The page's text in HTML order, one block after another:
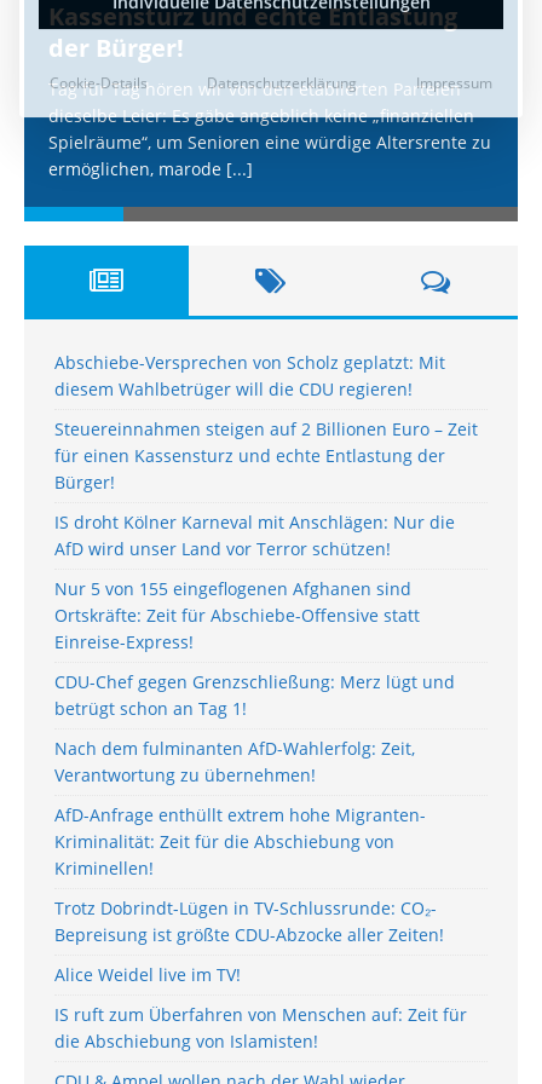
Kassensturz und echte Entlastung
der Bürger!
Tag für Tag hören wir von den etablierten Parteien
dieselbe Leier: Es gäbe angeblich keine „finanziellen
Spielräume“, um Senioren eine würdige Altersrente zu
ermöglichen, marode [...]
Abschiebe-Versprechen von Scholz geplatzt: Mit
diesem Wahlbetrüger will die CDU regieren!
Steuereinnahmen steigen auf 2 Billionen Euro – Zeit
für einen Kassensturz und echte Entlastung der
Bürger!
IS droht Kölner Karneval mit Anschlägen: Nur die
AfD wird unser Land vor Terror schützen!
Nur 5 von 155 eingeflogenen Afghanen sind
Ortskräfte: Zeit für Abschiebe-Offensive statt
Einreise-Express!
CDU-Chef gegen Grenzschließung: Merz lügt und
betrügt schon an Tag 1!
Nach dem fulminanten AfD-Wahlerfolg: Zeit,
Verantwortung zu übernehmen!
AfD-Anfrage enthüllt extrem hohe Migranten-
Kriminalität: Zeit für die Abschiebung von
Kriminellen!
Trotz Dobrindt-Lügen in TV-Schlussrunde: CO₂-
Bepreisung ist größte CDU-Abzocke aller Zeiten!
Alice Weidel live im TV!
IS ruft zum Überfahren von Menschen auf: Zeit für
die Abschiebung von Islamisten!